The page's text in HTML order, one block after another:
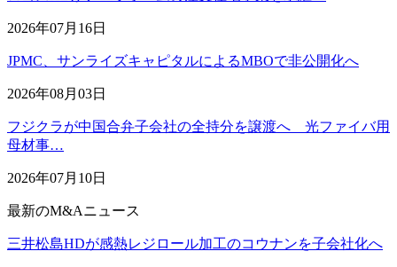
2026年07月16日
JPMC、サンライズキャピタルによるMBOで非公開化へ
2026年08月03日
フジクラが中国合弁子会社の全持分を譲渡へ 光ファイバ用
母材事…
2026年07月10日
最新のM&Aニュース
三井松島HDが感熱レジロール加工のコウナンを子会社化へ